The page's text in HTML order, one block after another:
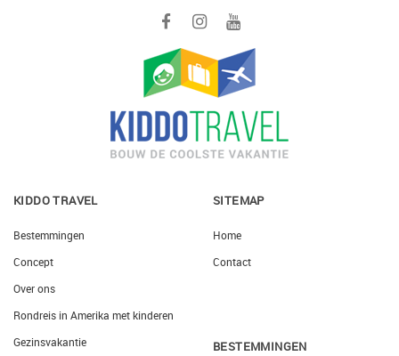
KIDDO TRAVEL
Bestemmingen
Concept
Over ons
Rondreis in Amerika met kinderen
Gezinsvakantie
SITEMAP
Home
Contact
BESTEMMINGEN